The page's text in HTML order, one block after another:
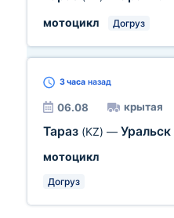
мотоцикл
Догруз
3 часа назад
06.08 крытая
Тараз (KZ) — Уральск
мотоцикл
Догруз